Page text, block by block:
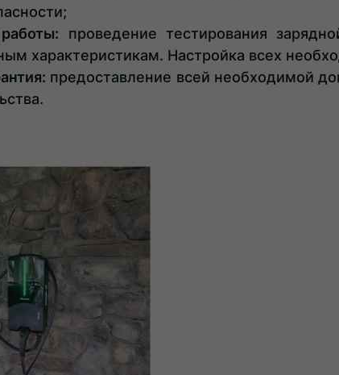
проведение тестирования
характеристикам. Настройка всех
предоставление всей необходимой